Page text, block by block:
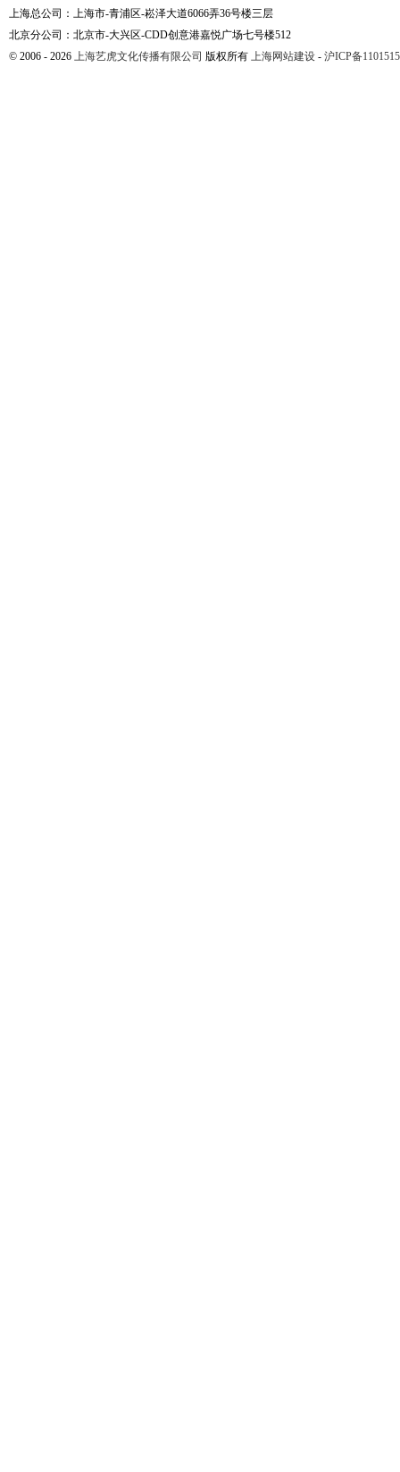
上海总公司：上海市-青浦区-崧泽大道6066弄36号楼三层
北京分公司：北京市-大兴区-CDD创意港嘉悦广场七号楼512
© 2006 - 2026 上海艺虎文化传播有限公司 版权所有 上海网站建设 - 沪ICP备